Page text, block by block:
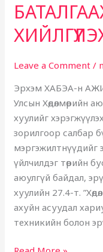
Leave a Comment /
Эрхэм ХАБЭА-н
Улсын Хөдөлмөрийн
хуулийг
зорилгоор салбар
мэргэжилтнүүдийг
үйлчилдэг төрийн
аюулгүй байдал,
хуулийн 27.4-т.
ахуйн асуудал
техникийн болон